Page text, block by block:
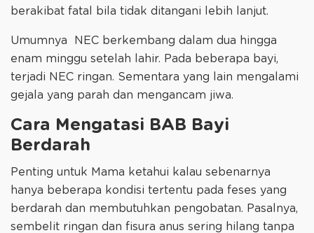
berakibat fatal bila tidak ditangani lebih lanjut.
Umumnya NEC berkembang dalam dua hingga
enam minggu setelah lahir. Pada beberapa bayi,
terjadi NEC ringan. Sementara yang lain mengalami
gejala yang parah dan mengancam jiwa.
Cara Mengatasi BAB Bayi
Berdarah
Penting untuk Mama ketahui kalau sebenarnya
hanya beberapa kondisi tertentu pada feses yang
berdarah dan membutuhkan pengobatan. Pasalnya,
sembelit ringan dan fisura anus sering hilang tanpa